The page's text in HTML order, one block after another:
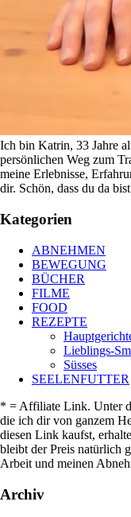
Ich bin Katrin, 33 Jahre
persönlichen Weg zum
meine Erlebnisse,
dir. Schön, dass du da
Kategorien
ABNEHMEN
BEWEGUNG
BÜCHER
FILME
FOOD
REZEPTE
Lieblings-
Süsses
SEELENFUTTER
* = Affiliate Link. Unter
die ich dir von ganzem
diesen Link kaufst,
bleibt der Preis natürlich
Arbeit und meinen
Archiv